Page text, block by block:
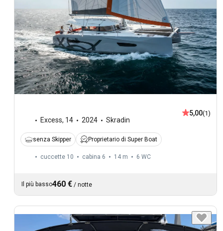
Excess, 14 2024 Skradin
5,00(1)
senza Skipper Proprietario di Super Boat
cuccette 10 cabina 6 14 m 6 WC
Il più basso460 € / notte